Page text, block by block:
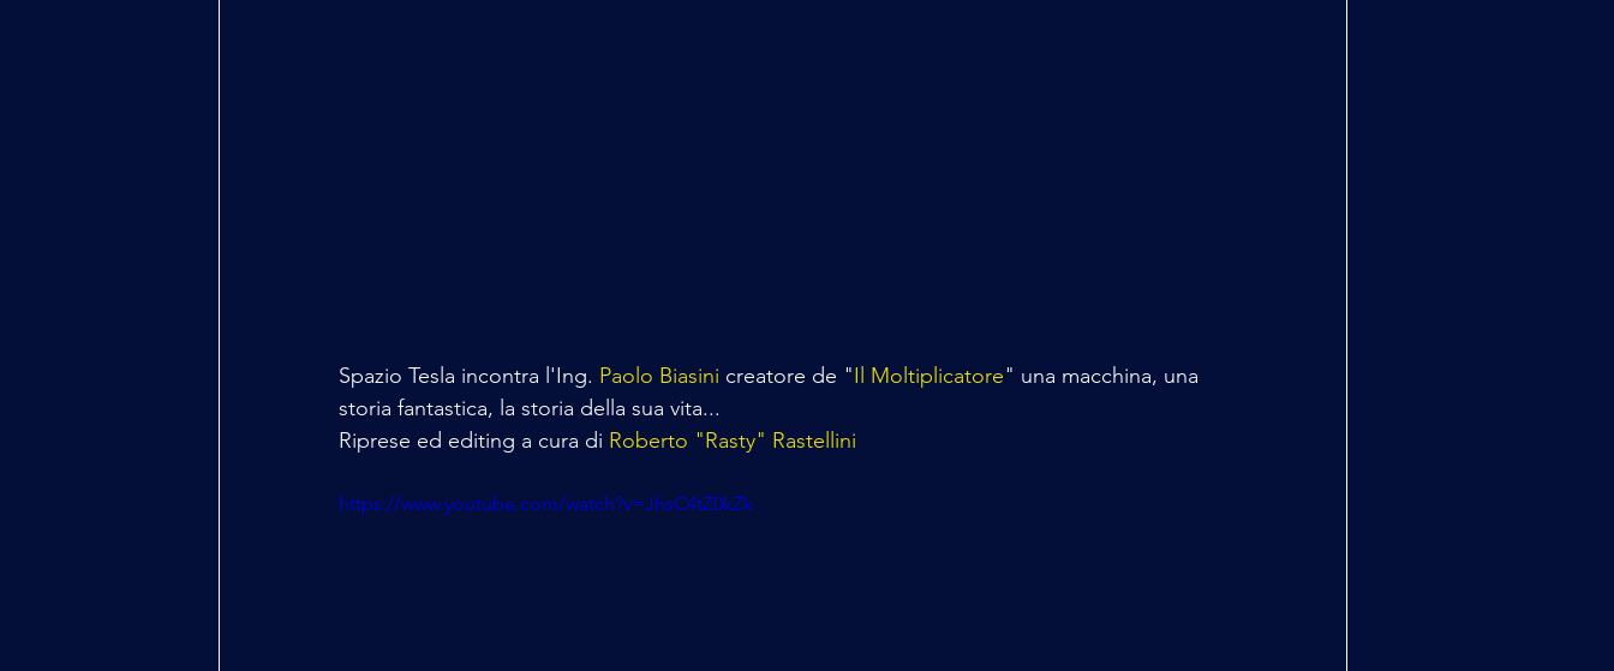
Spazio Tesla incontra l'Ing. Paolo Biasini creatore de "Il Moltiplicatore" una macchina, una
storia fantastica, la storia della sua vita...
Riprese ed editing a cura di Roberto "Rasty" Rastellini
https://www.youtube.com/watch?v=JhsC4tZ0kZk